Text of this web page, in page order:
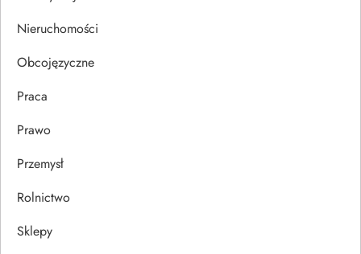
u
Nieruchomości
Obcojęzyczne
Praca
Prawo
Przemysł
Rolnictwo
Sklepy